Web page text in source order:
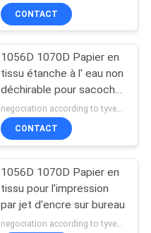
CONTACT
1056D 1070D Papier en
tissu étanche à l' eau non
déchirable pour sacoche
de femme
negociation according to tyvek paper customized size and quantity MOQ:100 mètres carrés
CONTACT
1056D 1070D Papier en
tissu pour l'impression
par jet d'encre sur bureau
negociation according to tyvek paper customized size and quantity MOQ:100 mètres carrés